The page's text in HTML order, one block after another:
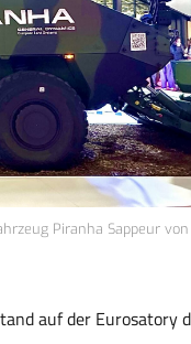
Piranha Sappeur von
auf der Eurosatory